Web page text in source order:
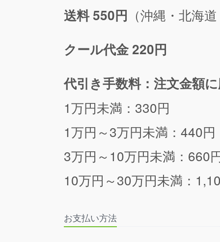
送料 550円 （沖縄・北海
クール代金 220円
代引き手数料：注文金額
1万円未満：330円
1万円～3万円未満：440円
3万円～10万円未満：660
10万円～30万円未満：
お支払い方法